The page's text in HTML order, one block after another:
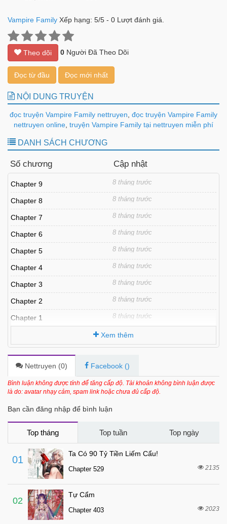
Vampire Family Xếp hạng: 5/5 - 0 Lượt đánh giá.
Theo dõi 0 Người Đã Theo Dõi
Đọc từ đầu Đọc mới nhất
NỘI DUNG TRUYỆN
đọc truyện Vampire Family nettruyen đọc truyện Vampire Family
nettruyen online truyện Vampire Family tại nettruyen miễn phí
DANH SÁCH CHƯƠNG
Số chương Cập nhật
Chapter 9 8 tháng trước
Chapter 8 8 tháng trước
Chapter 7 8 tháng trước
Chapter 6 8 tháng trước
Chapter 5 8 tháng trước
Chapter 4 8 tháng trước
Chapter 3 8 tháng trước
Chapter 2 8 tháng trước
Chapter 1 8 tháng trước
Xem thêm
Nettruyen (0) Facebook ()
Bình luận không được tính để tăng cấp độ. Tài khoản không bình luận được
là do: avatar nhạy cảm, spam link hoặc chưa đủ cấp độ.
Bạn cần đăng nhập để bình luận
Top tháng Top tuần Top ngày
01
Ta Có 90 Tỷ Tiền Liếm Cẩu!
Chapter 529 2135
02
Tự Cẩm
Chapter 403 2023